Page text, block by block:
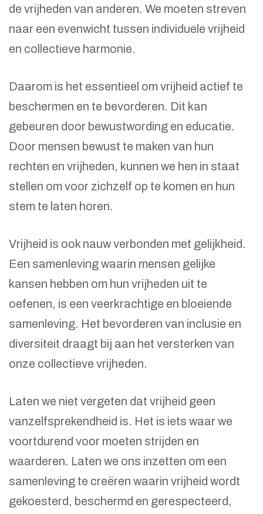
de vrijheden van anderen. We moeten streven
naar een evenwicht tussen individuele vrijheid
en collectieve harmonie.
Daarom is het essentieel om vrijheid actief te
beschermen en te bevorderen. Dit kan
gebeuren door bewustwording en educatie.
Door mensen bewust te maken van hun
rechten en vrijheden, kunnen we hen in staat
stellen om voor zichzelf op te komen en hun
stem te laten horen.
Vrijheid is ook nauw verbonden met gelijkheid.
Een samenleving waarin mensen gelijke
kansen hebben om hun vrijheden uit te
oefenen, is een veerkrachtige en bloeiende
samenleving. Het bevorderen van inclusie en
diversiteit draagt bij aan het versterken van
onze collectieve vrijheden.
Laten we niet vergeten dat vrijheid geen
vanzelfsprekendheid is. Het is iets waar we
voortdurend voor moeten strijden en
waarderen. Laten we ons inzetten om een
samenleving te creëren waarin vrijheid wordt
gekoesterd, beschermd en gerespecteerd,